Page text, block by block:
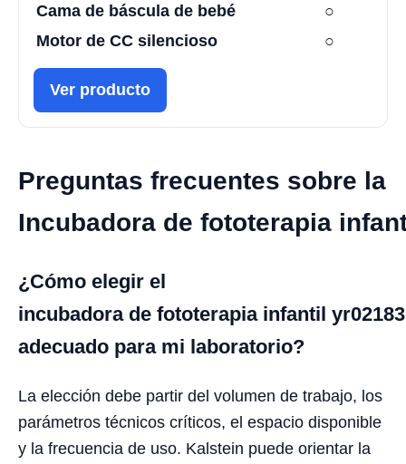
Cama de báscula de bebé
○
Motor de CC silencioso
○
Ver producto
Preguntas frecuentes sobre la
Incubadora de fototerapia
¿Cómo elegir el
incubadora de fototerapia infantil yr02183
adecuado para mi laboratorio?
La elección debe partir del volumen de trabajo, los
parámetros técnicos críticos, el espacio disponible
y la frecuencia de uso. Kalstein puede orientar la